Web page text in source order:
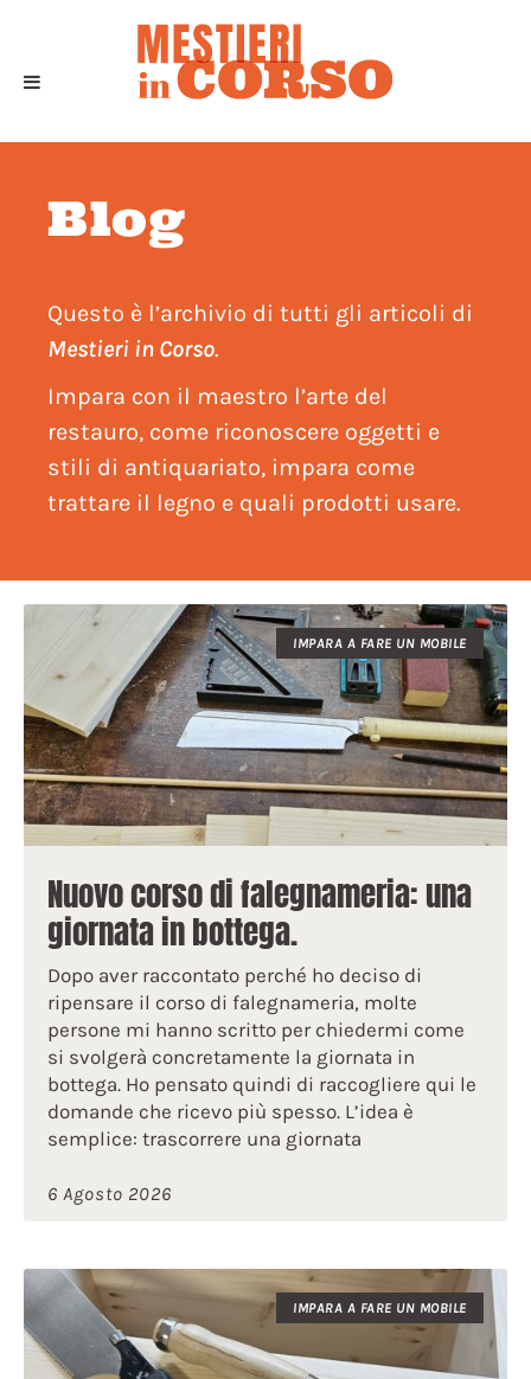
Blog
Questo è l’archivio di tutti gli articoli di
Mestieri in Corso.
Impara con il maestro l’arte del
restauro, come riconoscere oggetti e
stili di antiquariato, impara come
trattare il legno e quali prodotti usare.
IMPARA A FARE UN MOBILE
Nuovo corso di falegnameria: una
giornata in bottega.
Dopo aver raccontato perché ho deciso di
ripensare il corso di falegnameria, molte
persone mi hanno scritto per chiedermi come
si svolgerà concretamente la giornata in
bottega. Ho pensato quindi di raccogliere qui le
domande che ricevo più spesso. L’idea è
semplice: trascorrere una giornata
6 Agosto 2026
IMPARA A FARE UN MOBILE